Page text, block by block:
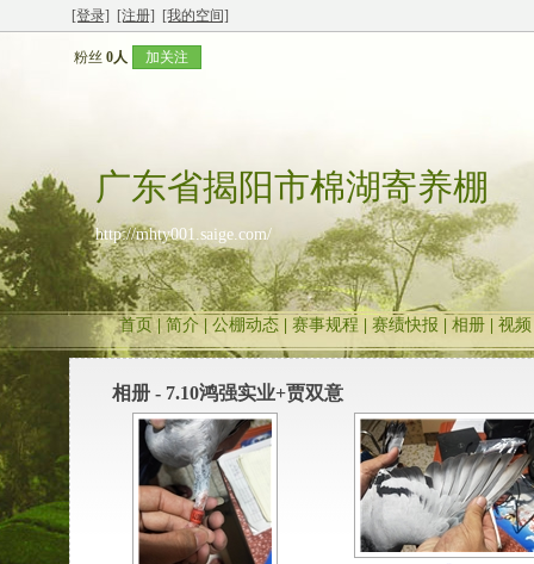
[登录] [注册] [我的空间]
粉丝 0人 加关注
广东省揭阳市棉湖寄养棚
http://mhty001.saige.com/
首页 | 简介 公棚动态 赛事规程 赛绩快报 相册 视频
相册 - 7.10鸿强实业+贾双意